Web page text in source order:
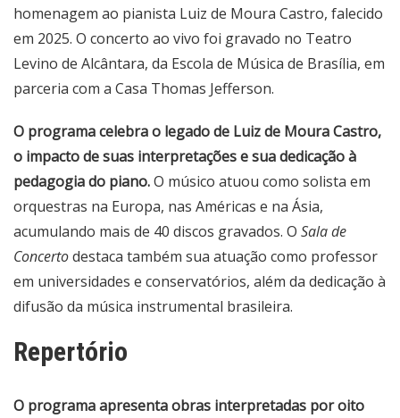
homenagem ao pianista Luiz de Moura Castro, falecido
em 2025. O concerto ao vivo foi gravado no Teatro
Levino de Alcântara, da Escola de Música de Brasília, em
parceria com a Casa Thomas Jefferson.
O programa celebra o legado de Luiz de Moura Castro,
o impacto de suas interpretações e sua dedicação à
pedagogia do piano.O músico atuou como solista em
orquestras na Europa, nas Américas e na Ásia,
acumulando mais de 40 discos gravados. O Sala de
Concertodestaca também sua atuação como professor
em universidades e conservatórios, além da dedicação à
difusão da música instrumental brasileira.
Repertório
O programa apresenta obras interpretadas por oito